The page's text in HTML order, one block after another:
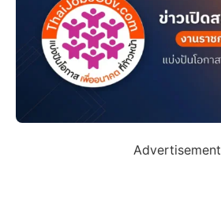
Advertisement